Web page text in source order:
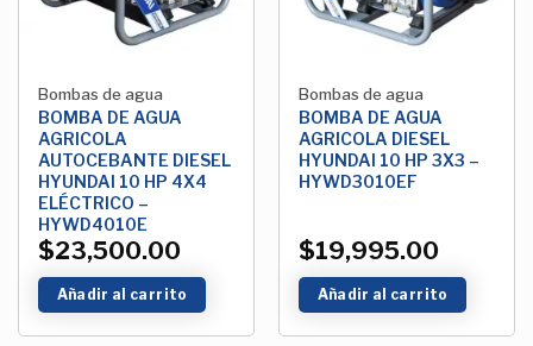
Bombas de agua
BOMBA DE AGUA
AGRICOLA
AUTOCEBANTE DIESEL
HYUNDAI 10 HP 4X4
ELÉCTRICO –
HYWD4010E
$23,500.00
Añadir al carrito
Bombas de agua
BOMBA DE AGUA
AGRICOLA DIESEL
HYUNDAI 10 HP 3X3 –
HYWD3010EF
$19,995.00
Añadir al carrito